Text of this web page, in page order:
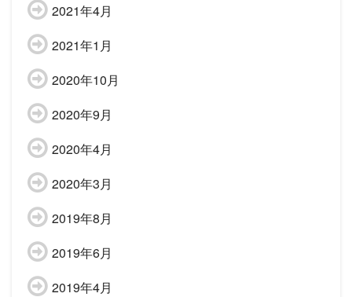
2021年4月
2021年1月
2020年10月
2020年9月
2020年4月
2020年3月
2019年8月
2019年6月
2019年4月